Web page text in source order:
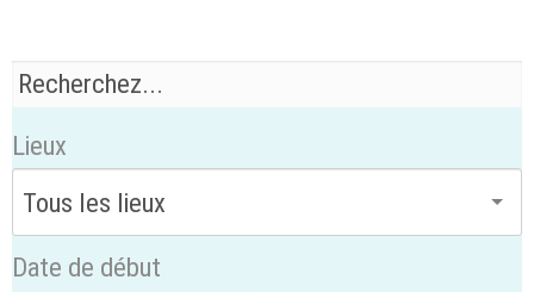
Lieux
Date de début